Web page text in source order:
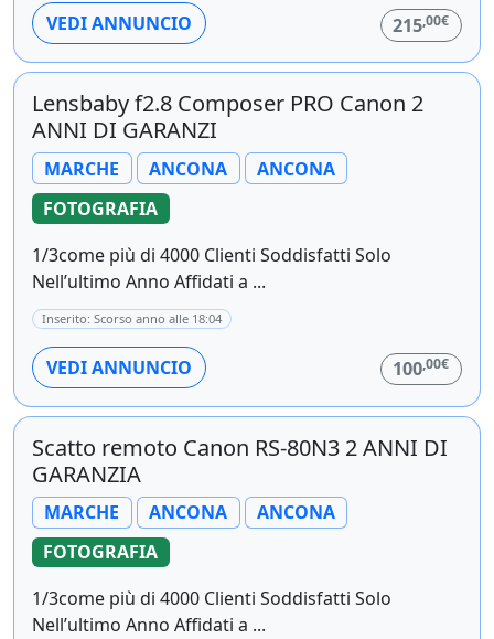
VEDI ANNUNCIO 215,00€
Lensbaby f2.8 Composer PRO Canon 2
ANNI DI GARANZI
MARCHE ANCONA
ANCONA
FOTOGRAFIA
1/3come più di 4000 Clienti Soddisfatti Solo
Nell’ultimo Anno Affidati a ...
Inserito: Scorso anno alle 18:04
VEDI ANNUNCIO 100,00€
Scatto remoto Canon RS-80N3 2 ANNI DI
GARANZIA
MARCHE ANCONA
ANCONA
FOTOGRAFIA
1/3come più di 4000 Clienti Soddisfatti Solo
Nell’ultimo Anno Affidati a ...